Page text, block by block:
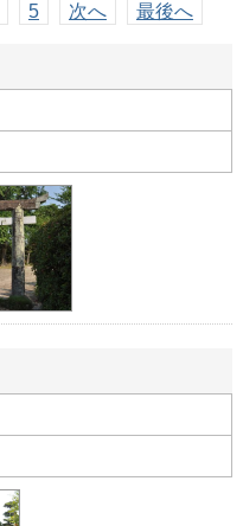
5 次へ 最後へ